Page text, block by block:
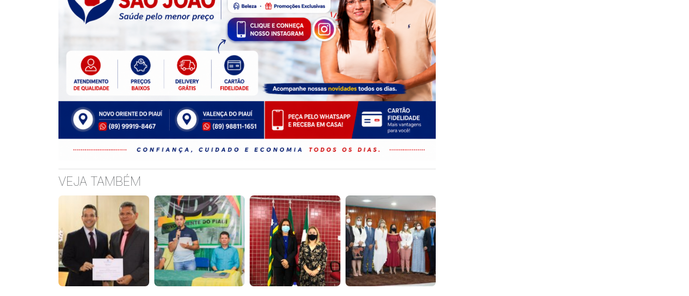
prima
classe
timberland
borsa
hermes
michael
kors
bag
prada
mens
sunglasses
VEJA TAMBÉM